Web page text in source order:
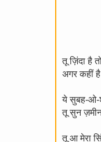
तू ज़िंदा है
अगर कहीं है
ये सुबह-ओ-
तू सुन
तू आ मेरा